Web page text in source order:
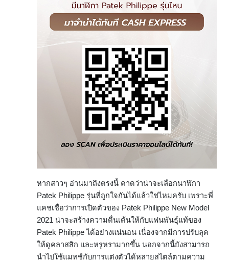
หากสาวๆ อ่านมาถึงตรงนี้ คาดว่าน่าจะเลือกนาฬิกา
Patek Philippe รุ่นที่ถูกใจกันได้แล้วใช่ไหมครับ เพราะพี่
แคชเชื่อว่าการเปิดตัวของ Patek Philippe New Model
2021 น่าจะสร้างความตื่นเต้นให้กับแฟนพันธ์ุแท้ของ
Patek Philippe ได้อย่างแน่นอน เนื่องจากมีการปรับลุค
ให้ดูคลาสสิก และหรูหรามากขึ้น นอกจากนี้ยังสามารถ
นำไปใช้แมทช์กับการแต่งตัวได้หลายสไตล์ตามความ